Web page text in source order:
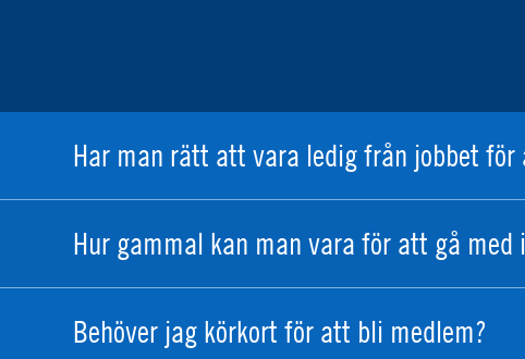
Har man rätt att vara ledig från jobbet
Hur gammal kan man vara för att gå med
Behöver jag körkort för att bli medlem?